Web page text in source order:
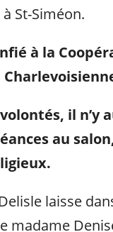
St-Siméon.
à la
il n’y
au
laisse
madame